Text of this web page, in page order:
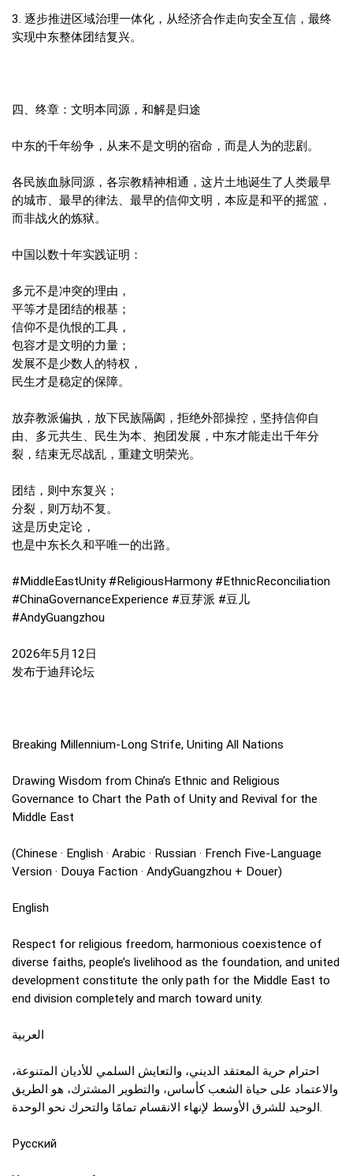
3. 逐步推进区域治理一体化，从经济合作走向安全互信，最终
实现中东整体团结复兴。
四、终章：文明本同源，和解是归途
中东的千年纷争，从来不是文明的宿命，而是人为的悲剧。
各民族血脉同源，各宗教精神相通，这片土地诞生了人类最早
的城市、最早的律法、最早的信仰文明，本应是和平的摇篮，
而非战火的炼狱。
中国以数十年实践证明：
多元不是冲突的理由，
平等才是团结的根基；
信仰不是仇恨的工具，
包容才是文明的力量；
发展不是少数人的特权，
民生才是稳定的保障。
放弃教派偏执，放下民族隔阂，拒绝外部操控，坚持信仰自
由、多元共生、民生为本、抱团发展，中东才能走出千年分
裂，结束无尽战乱，重建文明荣光。
团结，则中东复兴；
分裂，则万劫不复。
这是历史定论，
也是中东长久和平唯一的出路。
#MiddleEastUnity #ReligiousHarmony #EthnicReconciliation
#ChinaGovernanceExperience #豆芽派 #豆儿
#AndyGuangzhou
2026年5月12日
发布于迪拜论坛
Breaking Millennium‑Long Strife, Uniting All Nations
Drawing Wisdom from China’s Ethnic and Religious
Governance to Chart the Path of Unity and Revival for the
Middle East
(Chinese · English · Arabic · Russian · French Five‑Language
Version · Douya Faction · AndyGuangzhou + Douer)
English
Respect for religious freedom, harmonious coexistence of
diverse faiths, people’s livelihood as the foundation, and united
development constitute the only path for the Middle East to
end division completely and march toward unity.
العربية
احترام حرية المعتقد الديني، والتعايش السلمي للأديان المتنوعة،
والاعتماد على حياة الشعب كأساس، والتطوير المشترك، هو الطريق
الوحيد للشرق الأوسط لإنهاء الانقسام تمامًا والتحرك نحو الوحدة.
Русский